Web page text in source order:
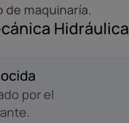
de maquinaría.
Hidráulica
por el